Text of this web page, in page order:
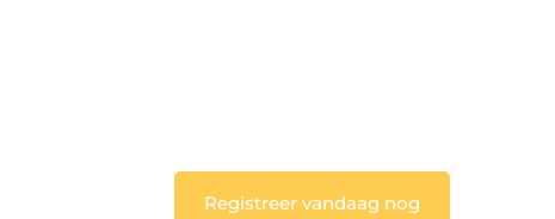
Registreer vandaag nog